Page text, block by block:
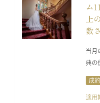
ム
上
数
当月
典の
成
適用